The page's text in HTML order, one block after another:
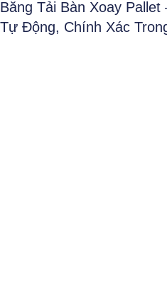
Băng Tải Bàn Xoay
Tự Động, Chính Xác